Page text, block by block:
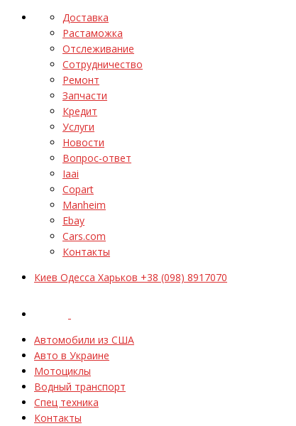
Доставка
Растаможка
Отслеживание
Сотрудничество
Ремонт
Запчасти
Кредит
Услуги
Новости
Вопрос-ответ
Iaai
Copart
Manheim
Ebay
Cars.com
Контакты
Киев Одесса Харьков +38 (098) 8917070
Автомобили из США
Авто в Украине
Мотоциклы
Водный транспорт
Спец техника
Контакты